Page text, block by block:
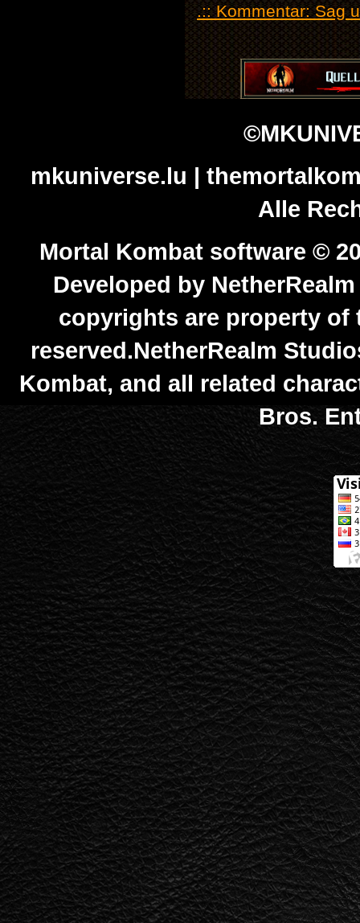
.:: Kommentar: Sag
mkuniverse.lu |
Alle
Mortal Kombat software ©
Developed by
copyrights are property
reserved.NetherRealm
Kombat, and all related
Bros.